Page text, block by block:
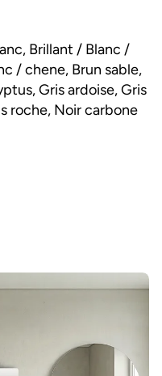
Brillant / Blanc /
/ chene, Brun sable,
Gris ardoise, Gris
roche, Noir carbone